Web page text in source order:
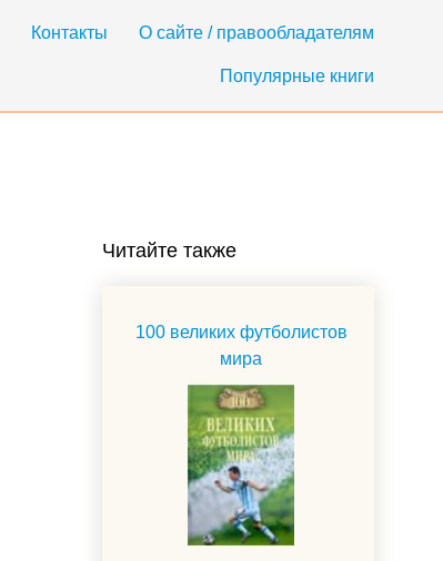
Контакты О сайте / правообладателям
Популярные книги
Читайте также
100 великих футболистов
мира